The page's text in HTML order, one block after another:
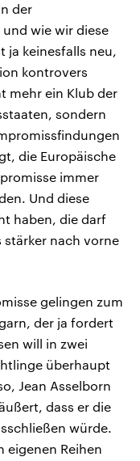
der
wie wir diese
ja keinesfalls neu,
kontrovers
mehr ein Klub der
sondern
die Europäische
immer
Und diese
haben, die darf
stärker nach vorne
gelingen zum
der ja fordert
will in zwei
überhaupt
Jean Asselborn
dass er die
würde.
eigenen Reihen